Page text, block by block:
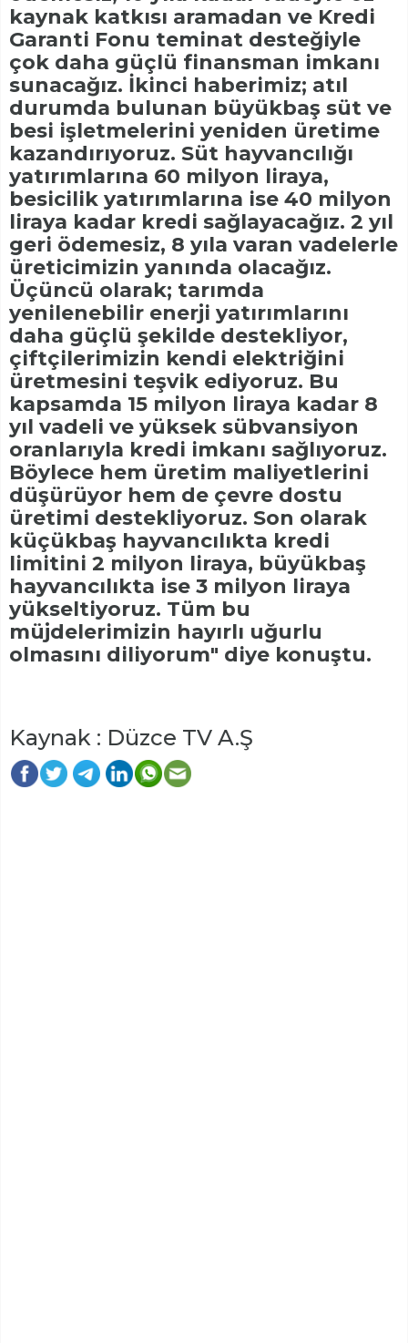
kaynak katkısı aramadan ve Kredi
Garanti Fonu teminat desteğiyle
çok daha güçlü finansman imkanı
sunacağız. İkinci haberimiz; atıl
durumda bulunan büyükbaş süt ve
besi işletmelerini yeniden üretime
kazandırıyoruz. Süt hayvancılığı
yatırımlarına 60 milyon liraya,
besicilik yatırımlarına ise 40 milyon
liraya kadar kredi sağlayacağız. 2 yıl
geri ödemesiz, 8 yıla varan vadelerle
üreticimizin yanında olacağız.
Üçüncü olarak; tarımda
yenilenebilir enerji yatırımlarını
daha güçlü şekilde destekliyor,
çiftçilerimizin kendi elektriğini
üretmesini teşvik ediyoruz. Bu
kapsamda 15 milyon liraya kadar 8
yıl vadeli ve yüksek sübvansiyon
oranlarıyla kredi imkanı sağlıyoruz.
Böylece hem üretim maliyetlerini
düşürüyor hem de çevre dostu
üretimi destekliyoruz. Son olarak
küçükbaş hayvancılıkta kredi
limitini 2 milyon liraya, büyükbaş
hayvancılıkta ise 3 milyon liraya
yükseltiyoruz. Tüm bu
müjdelerimizin hayırlı uğurlu
olmasını diliyorum" diye konuştu.
Kaynak : Düzce TV A.Ş